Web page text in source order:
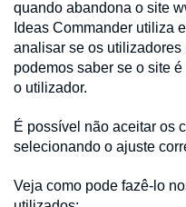
quando abandona o site
Ideas Commander utiliza
analisar se os utilizadores
podemos saber se o site
o utilizador.
É possível não aceitar os
selecionando o ajuste
Veja como pode fazê-lo